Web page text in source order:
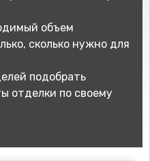
объем
сколько нужно для
подобрать
отделки по своему